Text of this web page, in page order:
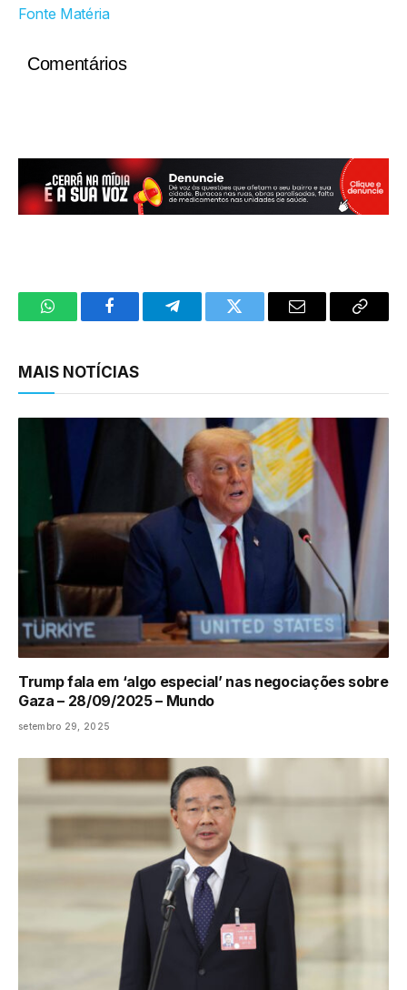
Fonte Matéria
Comentários
WhatsAppFacebookTelegramTwitter Email
Copy
MAIS NOTÍCIAS
Trump fala em ‘algo especial’ nas negociações sobre
Gaza – 28/09/2025 – Mundo
setembro 29, 2025